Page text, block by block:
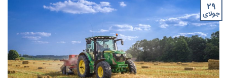
29
جولای